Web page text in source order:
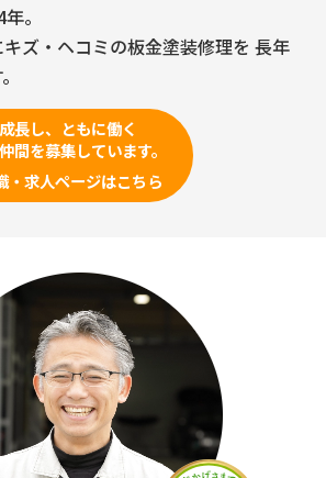
。
ズ・ヘコミの板金塗装修理を 長年
長し、ともに働く
間を募集しています。
・求人ページはこちら